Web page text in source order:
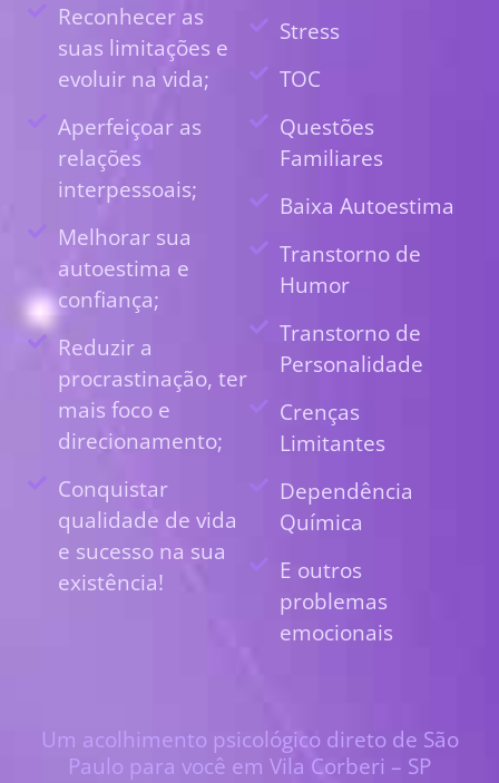
Reconhecer as
suas limitações e
evoluir na vida;
Aperfeiçoar as
relações
interpessoais;
Melhorar sua
autoestima e
confiança;
Reduzir a
procrastinação, ter
mais foco e
direcionamento;
Conquistar
qualidade de vida
e sucesso na sua
existência!
Stress
TOC
Questões
Familiares
Baixa Autoestima
Transtorno de
Humor
Transtorno de
Personalidade
Crenças
Limitantes
Dependência
Química
E outros
problemas
emocionais
Um acolhimento psicológico direto de São
Paulo para você em Vila Corberi – SP